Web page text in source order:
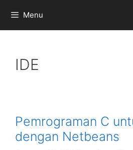
content
Menu
IDE
Pemrograman C
dengan Netbeans